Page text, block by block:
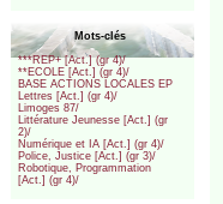
Mots-clés
***REP+ [Act.] (gr 4)/
**ECOLE [Act.] (gr 4)/
BASE ACTIONS LOCALES EP
Lettres [Act.] (gr 4)/
Limoges 87/
Littérature Jeunesse [Act.] (gr
2)/
Numérique et IA [Act.] (gr 4)/
Police, Justice [Act.] (gr 3)/
Robotique, Programmation
[Act.] (gr 4)/